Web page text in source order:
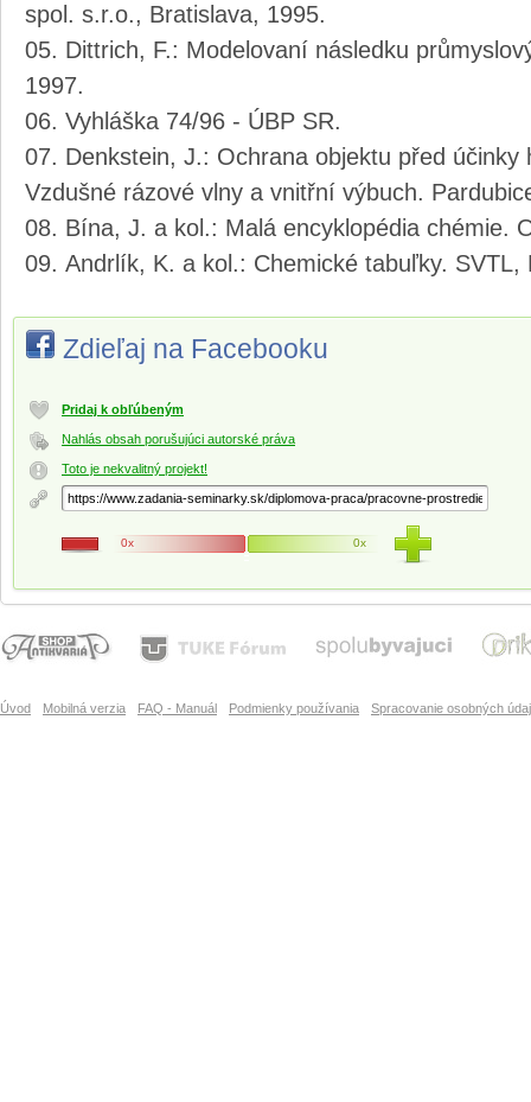
spol. s.r.o., Bratislava, 1995.
Dittrich, F.: Modelovaní následku
1997.
Vyhláška 74/96 - ÚBP SR.
Denkstein, J.: Ochrana objektu před účinky
Vzdušné rázové vlny a vnitřní výbuch.
Bína, J. a kol.: Malá encyklopédia chémie.
Andrlík, K. a kol.: Chemické tabuľky. SVTL,
Zdieľaj na Facebooku
Pridaj k obľúbeným
Nahlás obsah porušujúci autorské práva
Toto je nekvalitný projekt!
0x 0x
Úvod Mobilná verzia FAQ - Manuál Podmienky používania Spracovanie osobných